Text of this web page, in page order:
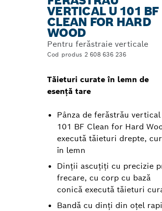
VERTICAL U 101 BF
CLEAN FOR HARD
WOOD
Pentru ferăstraie verticale
Cod produs 2 608 636 236
Tăieturi curate în lemn de
esență tare
Pânza de ferăstrău vertical
101 BF Clean for Hard
execută tăieturi drepte,
în lemn
Dinții ascuțiți cu precizie
frecare, cu corp cu bază
conică execută tăieturi
Bandă cu dinți din oțel